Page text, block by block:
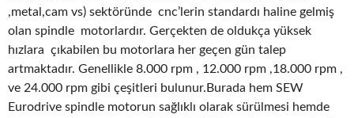
,metal,cam vs) sektöründe cnc’lerin standardı haline gelmiş
olan spindle motorlardır. Gerçekten de oldukça yüksek
hızlara çıkabilen bu motorlara her geçen gün talep
artmaktadır. Genellikle 8.000 rpm , 12.000 rpm ,18.000 rpm ,
ve 24.000 rpm gibi çeşitleri bulunur.Burada hem SEW
Eurodrive spindle motorun sağlıklı olarak sürülmesi hemde